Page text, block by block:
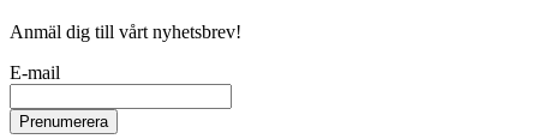
Anmäl dig till vårt nyhetsbrev!
E-mail
Prenumerera